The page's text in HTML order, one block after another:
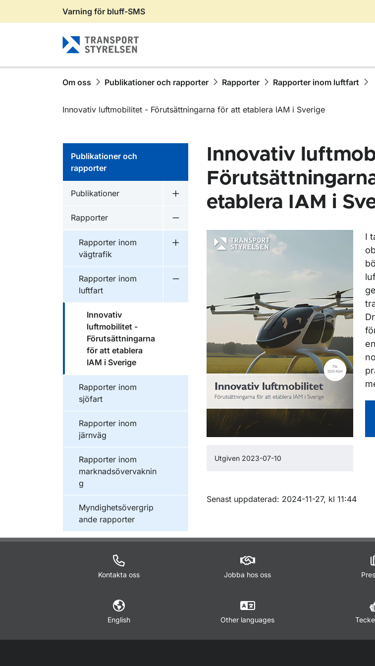
Gå till sidans innehåll
Varning för bluff-SMS
Om oss Publikationer och rapporter Rapporter Rapporter inom luftfart
Innovativ luftmobilitet - Förutsättningarna för att etablera IAM i Sverige
Publikationer och
rapporter
Publikationer inom
Publikationer
Undermeny för Publikationer
Publikationer inom
Rapporter
Publikationer inom
Rapporter inom
vägtrafik
Undermeny för Rapporter inom vägtrafik
Publikationer inom
Rapporter inom
luftfart
Publikationer inom
Innovativ
luftmobilitet -
Förutsättningarna
för att etablera
IAM i Sverige
Publikationer inom
Rapporter inom
sjöfart
Publikationer inom
Rapporter inom
järnväg
Publikationer inom
Rapporter inom
marknadsövervaknin
g
Publikationer inom
Myndighetsövergrip
ande rapporter
Innovativ
etablera IAM i
Utgiven 2023-07-10
I
Om sidan
Senast uppdaterad: 2024-11-27, kl 11:44
Kontakta oss Jobba hos oss
English Other languages